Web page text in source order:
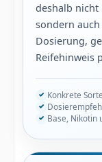
deshalb nicht
sondern
Dosierung,
Reifehinweis
Konkrete
Base, Nikotin